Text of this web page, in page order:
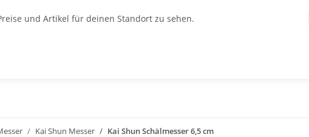
und Artikel für deinen Standort zu sehen.
Kai Shun Messer Kai Shun Schälmesser 6,5 cm